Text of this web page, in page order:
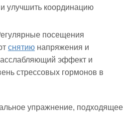
и улучшить координацию
посещения
снятию напряжения и
эффект и
стрессовых гормонов в
упражнение, подходящее